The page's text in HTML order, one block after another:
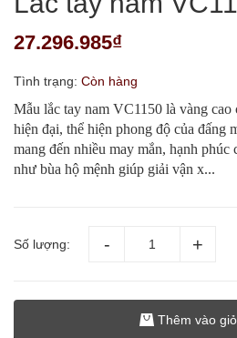
27.296.985₫
Tình trạng: Còn hàng
Mẫu lắc tay nam VC1150 là vàng cao
hiện đại, thể hiện phong độ của đấng
mang đến nhiều may mắn, hạnh
như bùa hộ mệnh giúp giải vận x...
Số lượng:
Thêm vào